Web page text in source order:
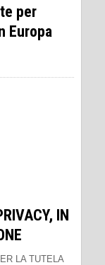
per
Europa
IN
LA TUTELA